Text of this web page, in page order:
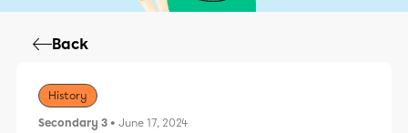
Back
History
Secondary 3 • June 17, 2024